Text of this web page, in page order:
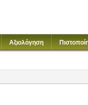
Αξιολόγηση